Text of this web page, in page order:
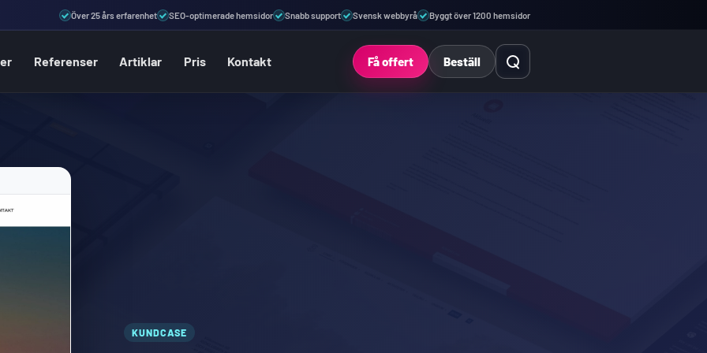
Över 25 års erfarenhet SEO-optimerade hemsidor Snabb support Svensk webbyrå Byggt över 1200 hemsidor
Referenser Artiklar Pris Kontakt Få offert Beställ Öppna sök
KUNDCASE